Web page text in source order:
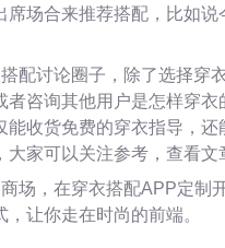
席场合来推荐搭配，比如
配讨论圈子，除了选择穿
者咨询其他用户是怎样穿
能收货免费的穿衣指导，
大家可以关注参考，查看文
场，在穿衣搭配APP定制
，让你走在时尚的前端。